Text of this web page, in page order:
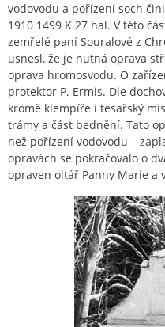
vodovodu a pořízení soch
1910 1499 K 27 hal. V této
zemřelé paní Souralové z
usnesl, že je nutná oprava
oprava hromosvodu. O
protektor P. Ermis. Dle
kromě klempíře i tesařský
trámy a část bednění. Tato
než pořízení vodovodu –
opravách se pokračovalo o
opraven oltář Panny Marie a